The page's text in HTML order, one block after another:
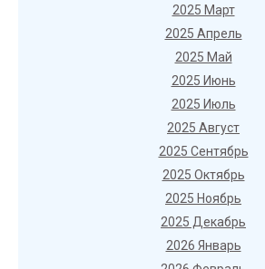
2025 Март
2025 Апрель
2025 Май
2025 Июнь
2025 Июль
2025 Август
2025 Сентябрь
2025 Октябрь
2025 Ноябрь
2025 Декабрь
2026 Январь